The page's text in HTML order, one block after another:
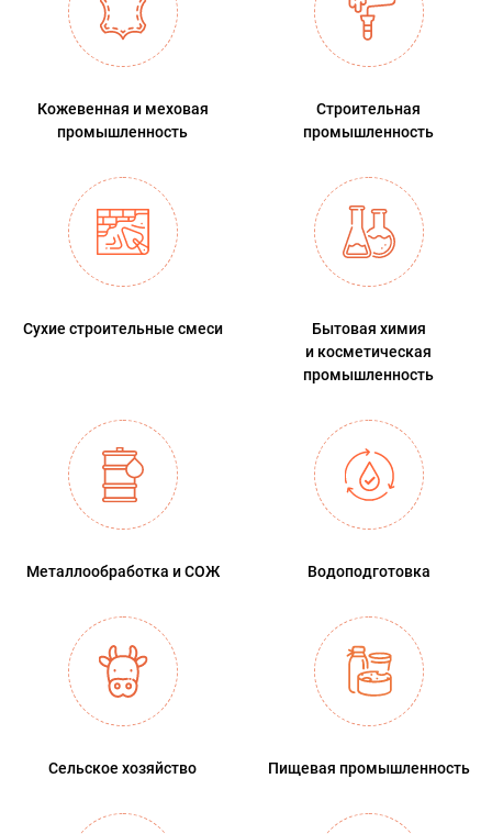
Кожевенная и меховая
промышленность
Строительная
промышленность
Сухие строительные смеси
Бытовая химия
и косметическая
промышленность
Металлообработка и СОЖ Водоподготовка
Сельское хозяйство Пищевая промышленность